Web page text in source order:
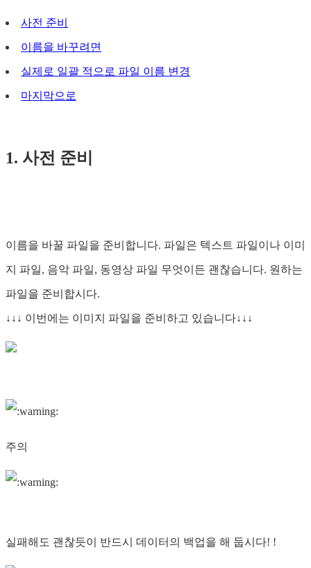
사전 준비
이름을 바꾸려면
실제로 일괄 적으로 파일 이름 변경
마지막으로
1. 사전 준비
이름을 바꿀 파일을 준비합니다. 파일은 텍스트 파일이나 이미
지 파일, 음악 파일, 동영상 파일 무엇이든 괜찮습니다. 원하는
파일을 준비합시다.
↓↓↓ 이번에는 이미지 파일을 준비하고 있습니다↓↓↓
주의
실패해도 괜찮듯이 반드시 데이터의 백업을 해 둡시다! !